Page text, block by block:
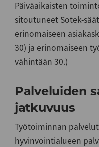
Päiväaikaisten
sitoutuneet Sotek-
erinomaiseen
30) ja erinomaiseen
vähintään 30.)
Palveluiden
jatkuvuus
Työtoiminnan
hyvinvointialueen